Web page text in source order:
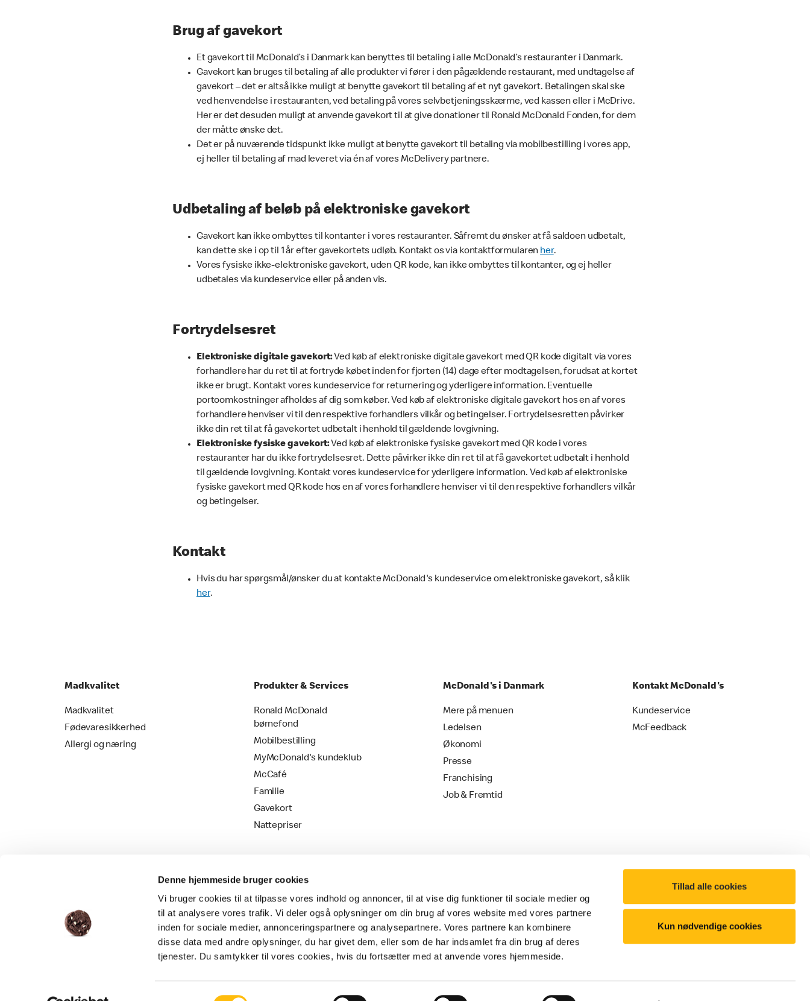
Denne hjemmeside bruger cookies
Vi bruger cookies til at tilpasse vores indhold og annoncer, til at vise dig funktioner til sociale medier og
til at analysere vores trafik. Vi deler også oplysninger om din brug af vores website med vores partnere
inden for sociale medier, annonceringspartnere og analysepartnere. Vores partnere kan kombinere
disse data med andre oplysninger, du har givet dem, eller som de har indsamlet fra din brug af deres
tjenester. Du samtykker til vores cookies, hvis du fortsætter med at anvende vores hjemmeside.
Samtykkevalg
Tillad alle cookies
Kun nødvendige cookies
Brug af gavekort
Et gavekort til McDonald’s i Danmark kan benyttes til betaling i alle McDonald’s restauranter i Danmark.
Gavekort kan bruges til betaling af alle produkter vi fører i den pågældende restaurant, med undtagelse af
gavekort – det er altså ikke muligt at benytte gavekort til betaling af et nyt gavekort. Betalingen skal ske
ved henvendelse i restauranten, ved betaling på vores selvbetjeningsskærme, ved kassen eller i McDrive.
Her er det desuden muligt at anvende gavekort til at give donationer til Ronald McDonald Fonden, for dem
der måtte ønske det.
Det er på nuværende tidspunkt ikke muligt at benytte gavekort til betaling via mobilbestilling i vores app,
ej heller til betaling af mad leveret via én af vores McDelivery partnere.
Udbetaling af beløb på elektroniske gavekort
Gavekort kan ikke ombyttes til kontanter i vores restauranter. Såfremt du ønsker at få saldoen udbetalt,
kan dette ske i op til 1 år efter gavekortets udløb. Kontakt os via kontaktformularenher.
Vores fysiske ikke-elektroniske gavekort, uden QR kode, kan ikke ombyttes til kontanter, og ej heller
udbetales via kundeservice eller på anden vis.
Fortrydelsesret
Elektroniske digitale gavekort:Ved køb af elektroniske digitale gavekort med QR kode digitalt via vores
forhandlere har du ret til at fortryde købet inden for fjorten (14) dage efter modtagelsen, forudsat at kortet
ikke er brugt. Kontakt vores kundeservice for returnering og yderligere information. Eventuelle
portoomkostninger afholdes af dig som køber. Ved køb af elektroniske digitale gavekort hos en af vores
forhandlere henviser vi til den respektive forhandlers vilkår og betingelser. Fortrydelsesretten påvirker
ikke din ret til at få gavekortet udbetalt i henhold til gældende lovgivning.
Elektroniske fysiske gavekort:Ved køb af elektroniske fysiske gavekort med QR kode i vores
restauranter har du ikke fortrydelsesret. Dette påvirker ikke din ret til at få gavekortet udbetalt i henhold
til gældende lovgivning. Kontakt vores kundeservice for yderligere information. Ved køb af elektroniske
fysiske gavekort med QR kode hos en af vores forhandlere henviser vi til den respektive forhandlers vilkår
og betingelser.
Kontakt
Hvis du har spørgsmål/ønsker du at kontakte McDonald's kundeservice om elektroniske gavekort, så klik
her.
Madkvalitet
Madkvalitet
Fødevaresikkerhed
Allergi og næring
Produkter & Services
Ronald McDonald
børnefond
Mobilbestilling
MyMcDonald's kundeklub
McCafé
Familie
Gavekort
Nattepriser
McDonald's i Danmark
Mere på menuen
Ledelsen
Økonomi
Presse
Franchising
Job & Fremtid
Kontakt McDonald's
Kundeservice
McFeedback
Cookie information Vilkår & Betingelser